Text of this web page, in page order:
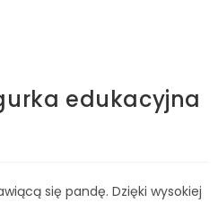
edukacyjna
się pandę. Dzięki wysokiej